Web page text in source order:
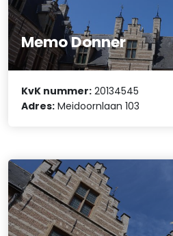
Memo Donner
KvK nummer: 20134545
Adres: Meidoornlaan 103